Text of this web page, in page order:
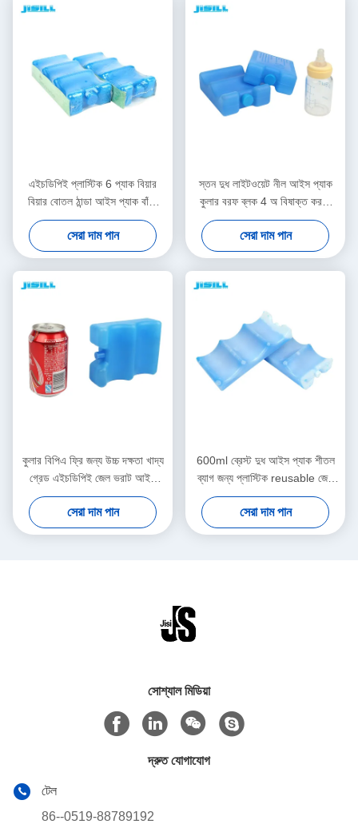
এইচডিপিই প্লাস্টিক 6 প্যাক বিয়ার
বিয়ার বোতল ঠান্ডা আইস প্যাক বাঁকা
আকার লিক প্রমাণ
সেরা দাম পান
স্তন দুধ লাইটওয়েট নীল আইস প্যাক
কুলার বরফ ব্লক 4 অ বিষাক্ত করতে
পারেন
সেরা দাম পান
কুলার বিপিএ ফ্রি জন্য উচ্চ দক্ষতা খাদ্য
গ্রেড এইচডিপিই জেল ভরাট আইস
প্যাকগুলি
সেরা দাম পান
600ml ব্রেস্ট দুধ আইস প্যাক শীতল
ব্যাগ জন্য প্লাস্টিক reusable জেল
আইস ব্লক
সেরা দাম পান
সোশ্যাল মিডিয়া
দ্রুত যোগাযোগ
টেল
86--0519-88789192